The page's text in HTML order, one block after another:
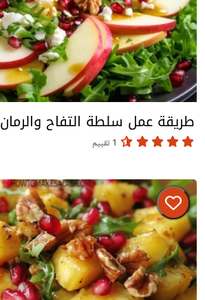
طريقة عمل سلطة التفاح والرمان
1 تقييم